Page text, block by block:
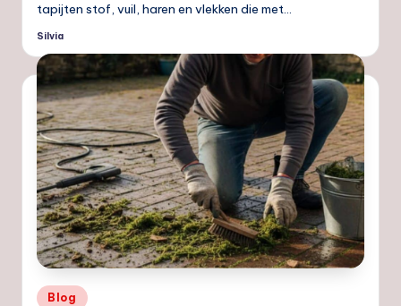
tapijten stof, vuil, haren en vlekken die met…
Geplaatst
door
Silvia
Geplaatst
Blog